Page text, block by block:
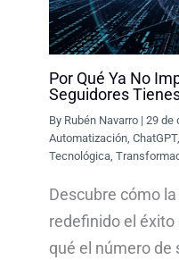
Por Qué Ya No
Seguidores
By Rubén Navarro |29 de
Automatización,ChatGPT,
Tecnológica,
Descubre cómo
redefinido el
qué el número de